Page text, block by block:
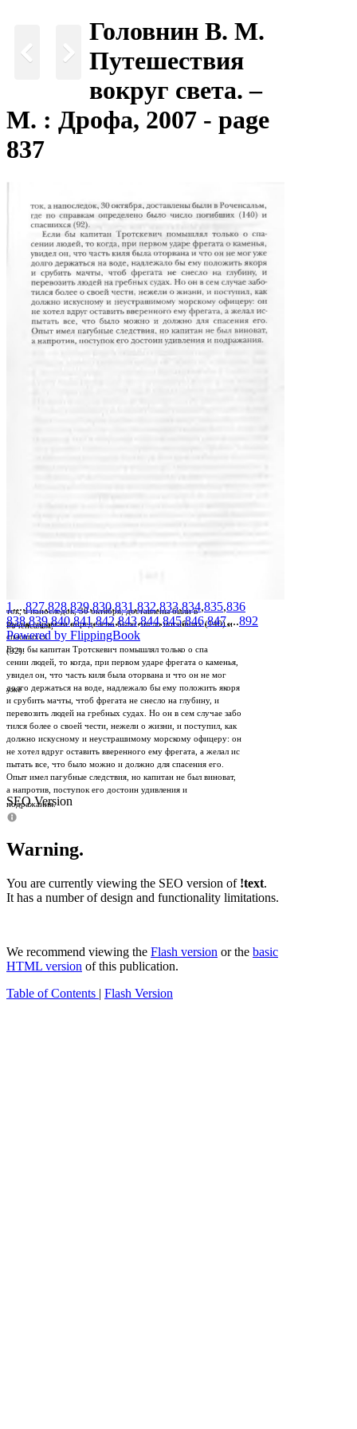
Головнин В. М.
Путешествия
вокруг света. –
М. : Дрофа, 2007 - page
837
ток, а напоследок, 30 октября, доставлены были в
Роченсальм,
где по справкам определено было число погибших (140) и
спасшихся
(92).
Если бы капитан Тротскевич помышлял только о спа­
сении людей, то когда, при первом ударе фрегата о каменья,
увидел он, что часть киля была оторвана и что он не мог
уже
долго держаться на воде, надлежало бы ему положить якоря
и срубить мачты, чтоб фрегата не снесло на глубину, и
перевозить людей на гребных судах. Но он в сем случае забо­
тился более о своей чести, нежели о жизни, и поступил, как
должно искусному и неустрашимому морскому офицеру: он
не хотел вдруг оставить вверенного ему фрегата, а желал ис­
пытать все, что было можно и должно для спасения его.
Опыт имел пагубные следствия, но капитан не был виноват,
а напротив, поступок его достоин удивления и
подражания.
SEO Version
Warning.
You are currently viewing the SEO version of !text.
It has a number of design and functionality limitations.
We recommend viewing the Flash version or the basic
HTML version of this publication.
Table of Contents | Flash Version
1 ...,827,828,829,830,831 ,832,833,834,835,836
838,839,840,841,842,843,844,845,846,847,...892
Powered by FlippingBook